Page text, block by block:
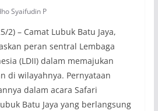
Syaifudin P
2) – Camat Lubuk Batu Jaya,
peran sentral Lembaga
(LDII) dalam memajukan
di wilayahnya. Pernyataan
dalam acara Safari
Batu Jaya yang berlangsung